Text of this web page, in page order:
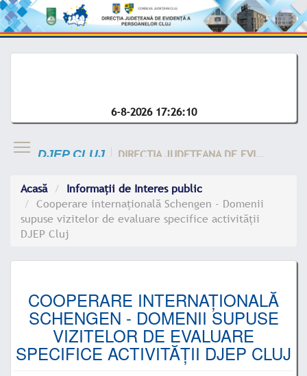
6-8-2026 17:26:11
DJEP CLUJ DIRECTIA JUDETEANA DE EVIDENTA A CLUJ
Acasă
Informații de Interes public
Cooperare internațională Schengen - Domenii
supuse vizitelor de evaluare specifice activității
DJEP Cluj
COOPERARE INTERNAȚIONALĂ
SCHENGEN - DOMENII SUPUSE
VIZITELOR DE EVALUARE
SPECIFICE ACTIVITĂȚII DJEP CLUJ